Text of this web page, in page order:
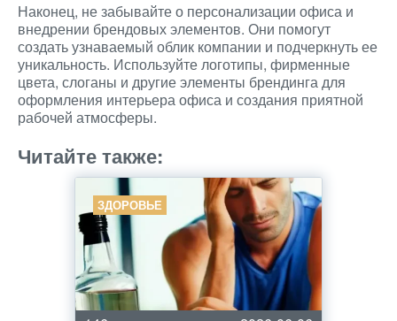
Наконец, не забывайте о персонализации офиса и
внедрении брендовых элементов. Они помогут
создать узнаваемый облик компании и подчеркнуть ее
уникальность. Используйте логотипы, фирменные
цвета, слоганы и другие элементы брендинга для
оформления интерьера офиса и создания приятной
рабочей атмосферы.
Читайте также:
ЗДОРОВЬЕ